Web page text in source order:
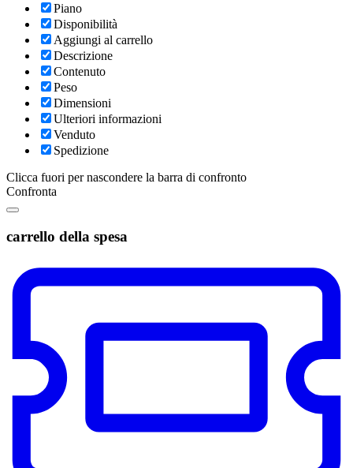
Piano
Disponibilità
Aggiungi al carrello
Descrizione
Contenuto
Peso
Dimensioni
Ulteriori informazioni
Venduto
Spedizione
Clicca fuori per nascondere la barra di confronto
Confronta
carrello della spesa